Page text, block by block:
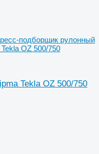
подборщик рулонный
OZ 500/750
Tekla OZ 500/750